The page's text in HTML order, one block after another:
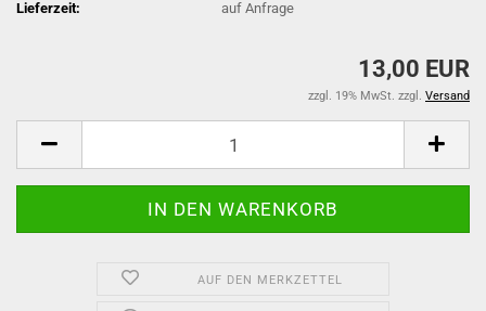
Lieferzeit:
auf Anfrage
13,00 EUR
zzgl. 19% MwSt. zzgl. Versand
AUF DEN MERKZETTEL